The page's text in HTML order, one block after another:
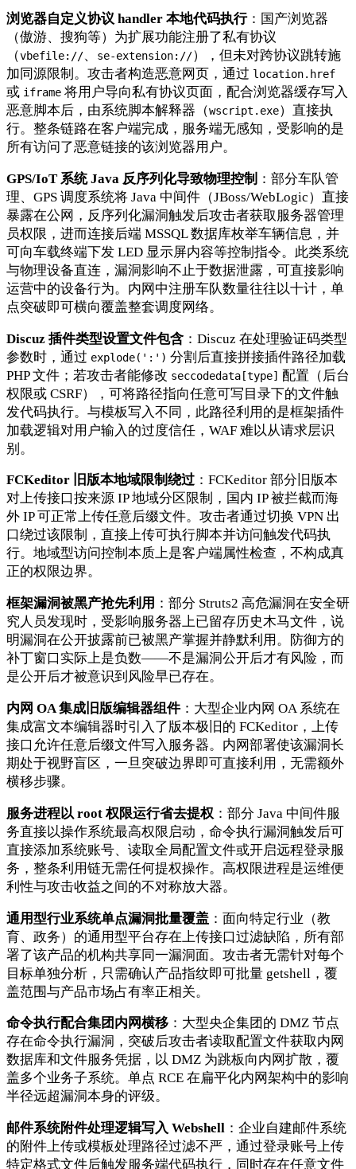
浏览器自定义协议 handler 本地代码执行：国产浏览器
（傲游、搜狗等）为扩展功能注册了私有协议
（vbefile://、 se-extension://），但未对跨协议跳转施
加同源限制。攻击者构造恶意网页，通过 location.href
或 iframe 将用户导向私有协议页面，配合浏览器缓存写入
恶意脚本后，由系统脚本解释器（wscript.exe）直接执
行。整条链路在客户端完成，服务端无感知，受影响的是
所有访问了恶意链接的该浏览器用户。
GPS/IoT 系统 Java 反序列化导致物理控制 ：部分车队管
理、GPS 调度系统将 Java 中间件（JBoss/WebLogic）直接
暴露在公网，反序列化漏洞触发后攻击者获取服务器管理
员权限，进而连接后端 MSSQL 数据库枚举车辆信息，并
可向车载终端下发 LED 显示屏内容等控制指令。此类系统
与物理设备直连，漏洞影响不止于数据泄露，可直接影响
运营中的设备行为。内网中注册车队数量往往以十计，单
点突破即可横向覆盖整套调度网络。
Discuz 插件类型设置文件包含 ：Discuz 在处理验证码类型
参数时，通过 explode(':') 分割后直接拼接插件路径加载
PHP 文件；若攻击者能修改 seccodedata[type] 配置（后台
权限或 CSRF），可将路径指向任意可写目录下的文件触
发代码执行。与模板写入不同，此路径利用的是框架插件
加载逻辑对用户输入的过度信任，WAF 难以从请求层识
别。
FCKeditor 旧版本地域限制绕过 ：FCKeditor 部分旧版本
对上传接口按来源 IP 地域分区限制，国内 IP 被拦截而海
外 IP 可正常上传任意后缀文件。攻击者通过切换 VPN 出
口绕过该限制，直接上传可执行脚本并访问触发代码执
行。地域型访问控制本质上是客户端属性检查，不构成真
正的权限边界。
框架漏洞被黑产抢先利用 ：部分 Struts2 高危漏洞在安全研
究人员发现时，受影响服务器上已留存历史木马文件，说
明漏洞在公开披露前已被黑产掌握并静默利用。防御方的
补丁窗口实际上是负数——不是漏洞公开后才有风险，而
是公开后才被意识到风险早已存在。
内网 OA 集成旧版编辑器组件：大型企业内网 OA 系统在
集成富文本编辑器时引入了版本极旧的 FCKeditor，上传
接口允许任意后缀文件写入服务器。内网部署使该漏洞长
期处于视野盲区，一旦突破边界即可直接利用，无需额外
横移步骤。
服务进程以 root 权限运行省去提权 ：部分 Java 中间件服
务直接以操作系统最高权限启动，命令执行漏洞触发后可
直接添加系统账号、读取全局配置文件或开启远程登录服
务，整条利用链无需任何提权操作。高权限进程是运维便
利性与攻击收益之间的不对称放大器。
通用型行业系统单点漏洞批量覆盖 ：面向特定行业（教
育、政务）的通用型平台存在上传接口过滤缺陷，所有部
署了该产品的机构共享同一漏洞面。攻击者无需针对每个
目标单独分析，只需确认产品指纹即可批量 getshell，覆
盖范围与产品市场占有率正相关。
命令执行配合集团内网横移 ：大型央企集团的 DMZ 节点
存在命令执行漏洞，突破后攻击者读取配置文件获取内网
数据库和文件服务凭据，以 DMZ 为跳板向内网扩散，覆
盖多个业务子系统。单点 RCE 在扁平化内网架构中的影响
半径远超漏洞本身的评级。
邮件系统附件处理逻辑写入 Webshell ：企业自建邮件系统
的附件上传或模板处理路径过滤不严，通过登录账号上传
特定格式文件后触发服务端代码执行，同时存在任意文件